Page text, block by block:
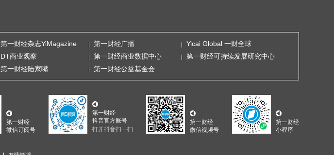
第一财经杂志YiMagazine 第一财经广播
Yicai Global 一财全球
DT商业观察 第一财经商业数据中心
第一财经可持续发展研究中心
第一财经陆家嘴 第一财经公益基金会
第一财经
微信订阅号
第一财经
抖音官方账号
打开抖音扫一扫
第一财经
微信视频号
第一财经
小程序